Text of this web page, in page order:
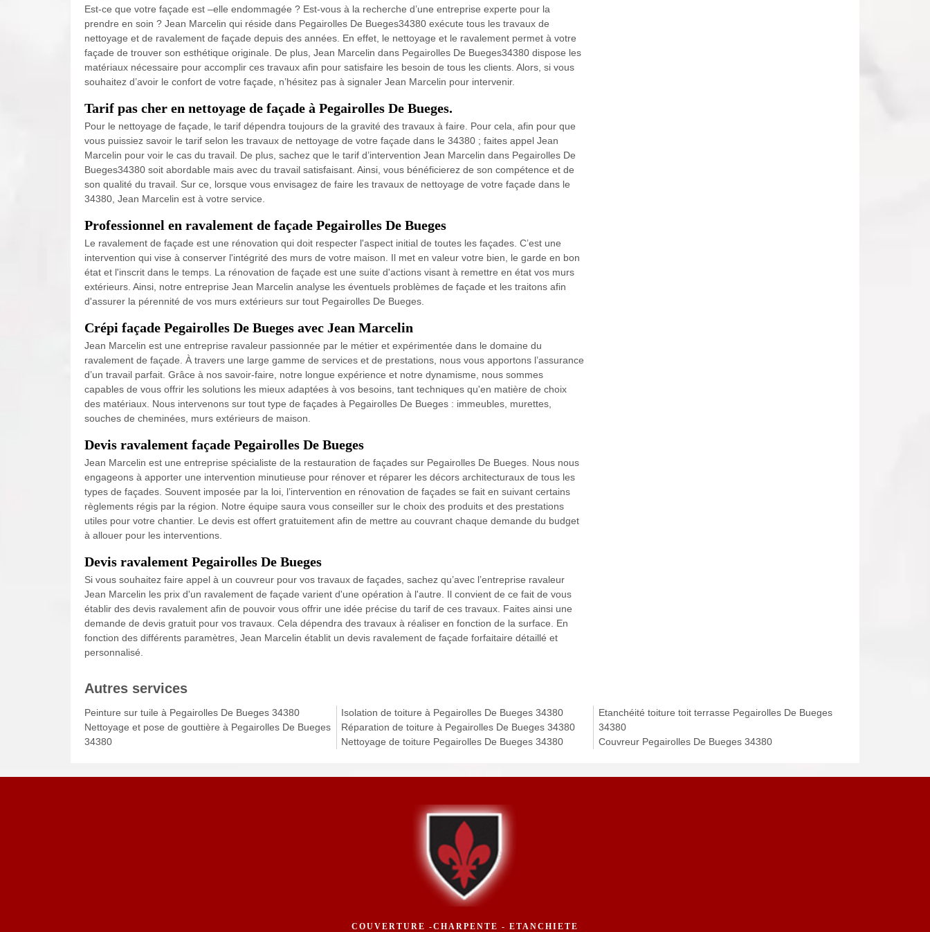
Est-ce que votre façade est –elle endommagée ? Est-vous à la recherche d’une entreprise experte pour la
prendre en soin ? Jean Marcelin qui réside dans Pegairolles De Bueges34380 exécute tous les travaux de
nettoyage et de ravalement de façade depuis des années. En effet, le nettoyage et le ravalement permet à votre
façade de trouver son esthétique originale. De plus, Jean Marcelin dans Pegairolles De Bueges34380 dispose les
matériaux nécessaire pour accomplir ces travaux afin pour satisfaire les besoin de tous les clients. Alors, si vous
souhaitez d’avoir le confort de votre façade, n’hésitez pas à signaler Jean Marcelin pour intervenir.
Tarif pas cher en nettoyage de façade à Pegairolles De Bueges.
Pour le nettoyage de façade, le tarif dépendra toujours de la gravité des travaux à faire. Pour cela, afin pour que
vous puissiez savoir le tarif selon les travaux de nettoyage de votre façade dans le 34380 ; faites appel Jean
Marcelin pour voir le cas du travail. De plus, sachez que le tarif d’intervention Jean Marcelin dans Pegairolles De
Bueges34380 soit abordable mais avec du travail satisfaisant. Ainsi, vous bénéficierez de son compétence et de
son qualité du travail. Sur ce, lorsque vous envisagez de faire les travaux de nettoyage de votre façade dans le
34380, Jean Marcelin est à votre service.
Professionnel en ravalement de façade Pegairolles De Bueges
Le ravalement de façade est une rénovation qui doit respecter l'aspect initial de toutes les façades. C’est une
intervention qui vise à conserver l'intégrité des murs de votre maison. Il met en valeur votre bien, le garde en bon
état et l'inscrit dans le temps. La rénovation de façade est une suite d'actions visant à remettre en état vos murs
extérieurs. Ainsi, notre entreprise Jean Marcelin analyse les éventuels problèmes de façade et les traitons afin
d'assurer la pérennité de vos murs extérieurs sur tout Pegairolles De Bueges.
Crépi façade Pegairolles De Bueges avec Jean Marcelin
Jean Marcelin est une entreprise ravaleur passionnée par le métier et expérimentée dans le domaine du
ravalement de façade. À travers une large gamme de services et de prestations, nous vous apportons l’assurance
d’un travail parfait. Grâce à nos savoir-faire, notre longue expérience et notre dynamisme, nous sommes
capables de vous offrir les solutions les mieux adaptées à vos besoins, tant techniques qu'en matière de choix
des matériaux. Nous intervenons sur tout type de façades à Pegairolles De Bueges : immeubles, murettes,
souches de cheminées, murs extérieurs de maison.
Devis ravalement façade Pegairolles De Bueges
Jean Marcelin est une entreprise spécialiste de la restauration de façades sur Pegairolles De Bueges. Nous nous
engageons à apporter une intervention minutieuse pour rénover et réparer les décors architecturaux de tous les
types de façades. Souvent imposée par la loi, l’intervention en rénovation de façades se fait en suivant certains
règlements régis par la région. Notre équipe saura vous conseiller sur le choix des produits et des prestations
utiles pour votre chantier. Le devis est offert gratuitement afin de mettre au couvrant chaque demande du budget
à allouer pour les interventions.
Devis ravalement Pegairolles De Bueges
Si vous souhaitez faire appel à un couvreur pour vos travaux de façades, sachez qu’avec l’entreprise ravaleur
Jean Marcelin les prix d'un ravalement de façade varient d'une opération à l'autre. Il convient de ce fait de vous
établir des devis ravalement afin de pouvoir vous offrir une idée précise du tarif de ces travaux. Faites ainsi une
demande de devis gratuit pour vos travaux. Cela dépendra des travaux à réaliser en fonction de la surface. En
fonction des différents paramètres, Jean Marcelin établit un devis ravalement de façade forfaitaire détaillé et
personnalisé.
Autres services
Peinture sur tuile à Pegairolles De Bueges 34380
Nettoyage et pose de gouttière à Pegairolles De Bueges
34380
Isolation de toiture à Pegairolles De Bueges 34380
Réparation de toiture à Pegairolles De Bueges 34380
Nettoyage de toiture Pegairolles De Bueges 34380
Etanchéité toiture toit terrasse Pegairolles De Bueges
34380
Couvreur Pegairolles De Bueges 34380
COUVERTURE -CHARPENTE - ETANCHIETE